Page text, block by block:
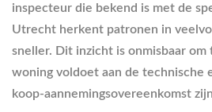
inspecteur die bekend is met de
Utrecht herkent patronen in
sneller. Dit inzicht is onmisbaar
woning voldoet aan de technische
koop-aannemingsovereenkomst